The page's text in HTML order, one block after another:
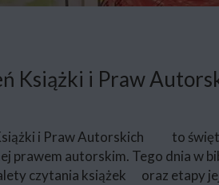
Książki i Praw
i Praw Autorskich
to
prawem autorskim. Tego dnia w
czytania książek
oraz etapy